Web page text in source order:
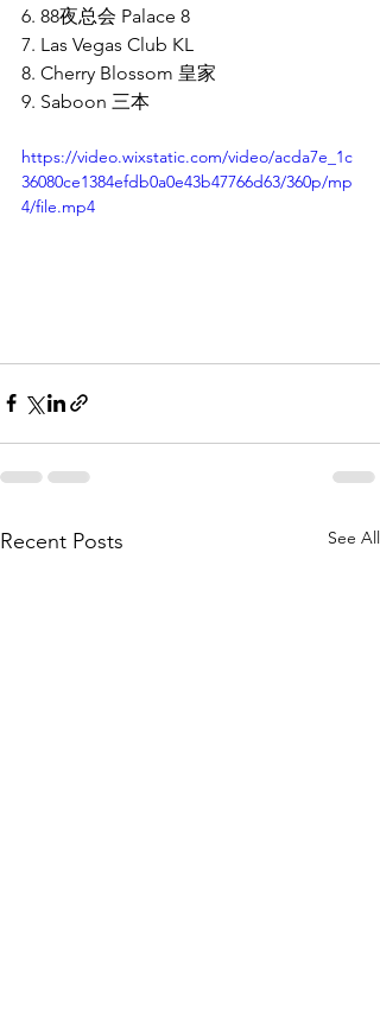
6. 88夜总会 Palace 8
7. Las Vegas Club KL
8. Cherry Blossom 皇家
9. Saboon 三本
https://video.wixstatic.com/video/acda7e_1c
36080ce1384efdb0a0e43b47766d63/360p/mp
4/file.mp4
Recent Posts See All